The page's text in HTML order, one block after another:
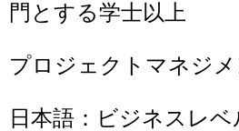
門とする学士以上
プロジェクトマネジ
日本語：ビジネスレベ